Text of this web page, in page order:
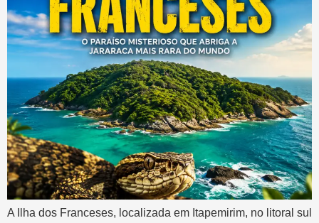
A Ilha dos Franceses, localizada em Itapemirim, no litoral sul